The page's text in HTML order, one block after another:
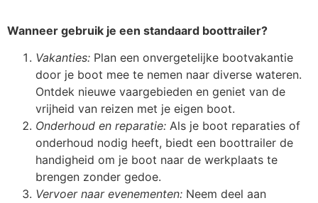
Wanneer gebruik je een standaard boottrailer?
Vakanties: Plan een onvergetelijke bootvakantie
door je boot mee te nemen naar diverse wateren.
Ontdek nieuwe vaargebieden en geniet van de
vrijheid van reizen met je eigen boot.
Onderhoud en reparatie: Als je boot reparaties of
onderhoud nodig heeft, biedt een boottrailer de
handigheid om je boot naar de werkplaats te
brengen zonder gedoe.
Vervoer naar evenementen: Neem deel aan